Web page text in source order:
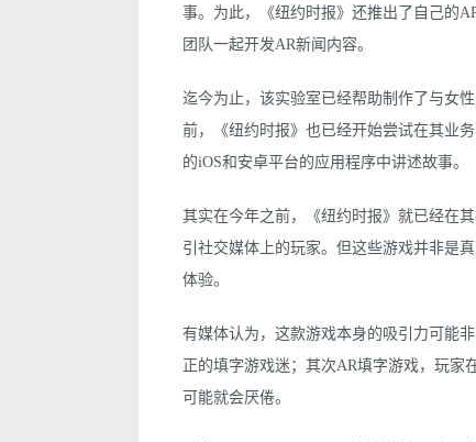
事。为此，《纽约时报》还推出了自己的
团队一起开发AR新闻内容。
迄今为止，该实验室已经帮助制作了与女
前，《纽约时报》也已经开始尝试在其业
的iOS和安卓平台的应用程序中讲述故事。
其实在今年之前，《纽约时报》就已经在
引社交媒体上的玩家。但这些游戏并非是
体验。
有媒体认为，这款游戏本身的吸引力可能
正的填字游戏迷；其次AR填字游戏，玩家
可能就会厌倦。